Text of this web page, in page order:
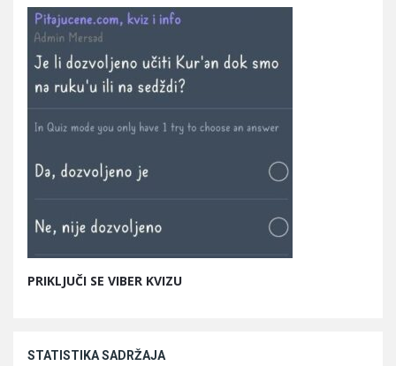
PRIKLJUČI SE VIBER KVIZU
STATISTIKA SADRŽAJA